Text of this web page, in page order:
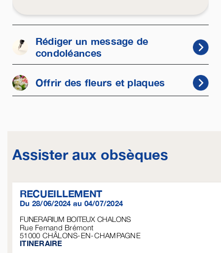
Rédiger un message de
condoléances
Offrir des fleurs et plaques
Assister aux obsèques
RECUEILLEMENT
Du 28/06/2024 au 04/07/2024
FUNERARIUM BOITEUX CHALONS
Rue Fernand Brémont
51000 CHÂLONS-EN-CHAMPAGNE
ITINERAIRE